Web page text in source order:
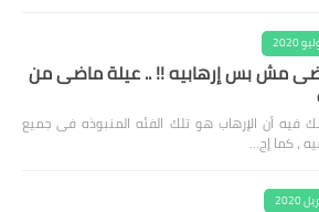
مش بس إرهابيه !! .. عيلة ماضى من
أن الإرهاب هو تلك الفئه المنبوذه فى جميع
، كما إج…